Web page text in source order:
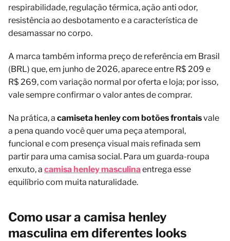
respirabilidade, regulação térmica, ação anti odor,
resistência ao desbotamento e a característica de
desamassar no corpo.
A marca também informa preço de referência em Brasil
(BRL) que, em junho de 2026, aparece entre R$ 209 e
R$ 269, com variação normal por oferta e loja; por isso,
vale sempre confirmar o valor antes de comprar.
Na prática, a camiseta henley com botões frontaisvale
a pena quando você quer uma peça atemporal,
funcional e com presença visual mais refinada sem
partir para uma camisa social. Para um guarda-roupa
enxuto, a camisa henley masculina entrega esse
equilíbrio com muita naturalidade.
Como usar a camisa henley
masculina em diferentes looks